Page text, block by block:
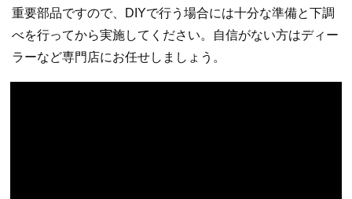
重要部品ですので、DIYで行う場合には十分な準備と下調
べを行ってから実施してください。自信がない方はディー
ラーなど専門店にお任せしましょう。